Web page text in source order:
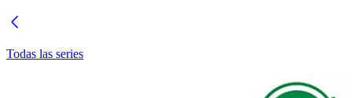
Todas las series